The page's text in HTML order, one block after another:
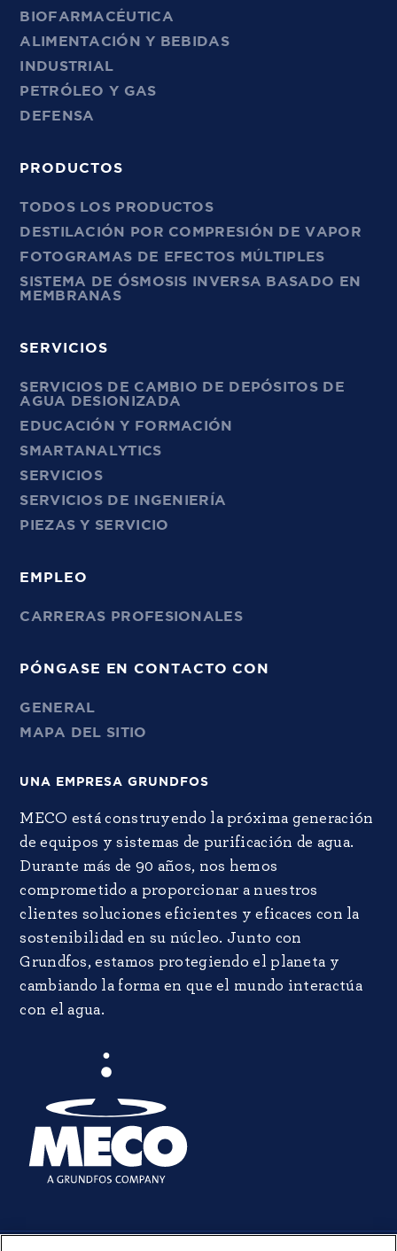
BIOFARMACÉUTICA
ALIMENTACIÓN Y BEBIDAS
INDUSTRIAL
PETRÓLEO Y GAS
DEFENSA
PRODUCTOS
TODOS LOS PRODUCTOS
DESTILACIÓN POR COMPRESIÓN DE VAPOR
FOTOGRAMAS DE EFECTOS MÚLTIPLES
SISTEMA DE ÓSMOSIS INVERSA BASADO EN
MEMBRANAS
SERVICIOS
SERVICIOS DE CAMBIO DE DEPÓSITOS DE
AGUA DESIONIZADA
EDUCACIÓN Y FORMACIÓN
SMARTANALYTICS
SERVICIOS
SERVICIOS DE INGENIERÍA
PIEZAS Y SERVICIO
EMPLEO
CARRERAS PROFESIONALES
PÓNGASE EN CONTACTO CON
GENERAL
MAPA DEL SITIO
UNA EMPRESA GRUNDFOS
MECO está construyendo la próxima generación
de equipos y sistemas de purificación de agua.
Durante más de 90 años, nos hemos
comprometido a proporcionar a nuestros
clientes soluciones eficientes y eficaces con la
sostenibilidad en su núcleo. Junto con
Grundfos, estamos protegiendo el planeta y
cambiando la forma en que el mundo interactúa
con el agua.